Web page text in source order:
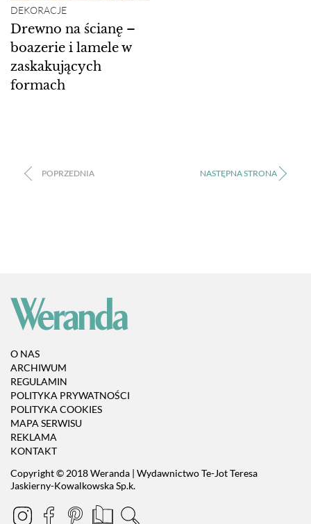
DEKORACJE
Drewno na ścianę –
boazerie i lamele w
zaskakujących
formach
O NAS
ARCHIWUM
REGULAMIN
POLITYKA PRYWATNOŚCI
POLITYKA COOKIES
MAPA SERWISU
REKLAMA
KONTAKT
Copyright © 2018 Weranda | Wydawnictwo Te-Jot Teresa
Jaskierny-Kowalkowska Sp.k.